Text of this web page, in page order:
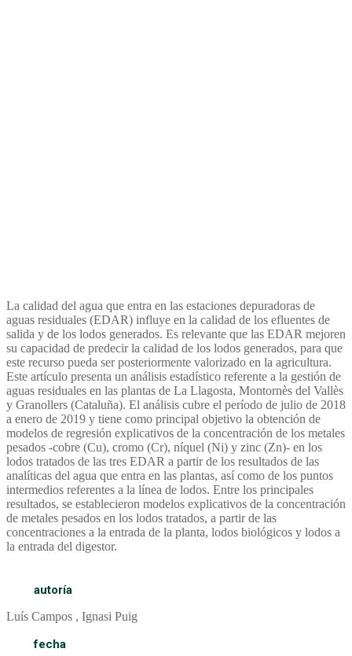
La calidad del agua que entra en las estaciones depuradoras de
aguas residuales (EDAR) influye en la calidad de los efluentes de
salida y de los lodos generados. Es relevante que las EDAR mejoren
su capacidad de predecir la calidad de los lodos generados, para que
este recurso pueda ser posteriormente valorizado en la agricultura.
Este artículo presenta un análisis estadístico referente a la gestión de
aguas residuales en las plantas de La Llagosta, Montornès del Vallès
y Granollers (Cataluña). El análisis cubre el período de julio de 2018
a enero de 2019 y tiene como principal objetivo la obtención de
modelos de regresión explicativos de la concentración de los metales
pesados -cobre (Cu), cromo (Cr), níquel (Ni) y zinc (Zn)- en los
lodos tratados de las tres EDAR a partir de los resultados de las
analíticas del agua que entra en las plantas, así como de los puntos
intermedios referentes a la línea de lodos. Entre los principales
resultados, se establecieron modelos explicativos de la concentración
de metales pesados en los lodos tratados, a partir de las
concentraciones a la entrada de la planta, lodos biológicos y lodos a
la entrada del digestor.
autoría
Luís Campos , Ignasi Puig
fecha